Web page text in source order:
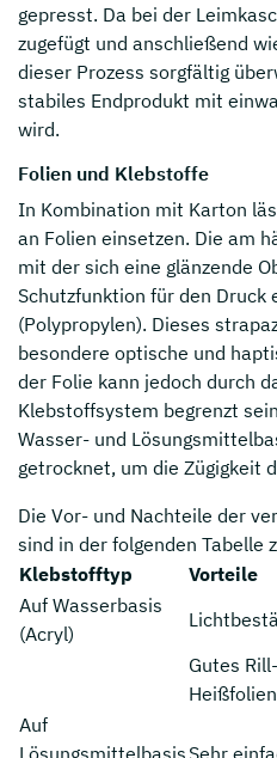
gepresst. Da bei der
zugefügt und anschließend
dieser Prozess sorgfältig
stabiles Endprodukt mit
wird.
Folien und Klebstoffe
In Kombination mit Karton
an Folien einsetzen. Die am
mit der sich eine glänzende
Schutzfunktion für den Druck
(Polypropylen). Dieses
besondere optische und
der Folie kann jedoch durch
Klebstoffsystem begrenzt
Wasser- und
getrocknet, um die Zügigkeit
Die Vor- und Nachteile der
sind in der folgenden Tabelle
Klebstofftyp
Vorteile
Auf Wasserbasis
(Acryl)
Gutes
Auf
LösungsmittelbasisSehr